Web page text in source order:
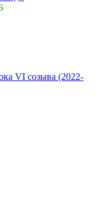
VI созыва (2022-